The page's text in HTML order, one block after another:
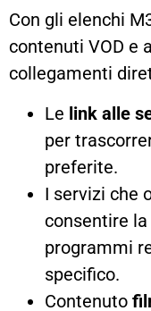
Con gli elenchi
contenuti VOD e
collegamenti
Le link alle
per
preferite.
I servizi che
consentire
programmi
specifico.
Contenuto